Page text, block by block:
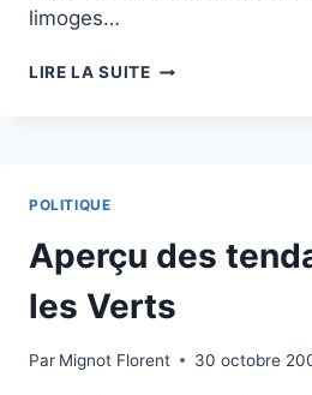
limoges…
LIRE LA SUITEPOINT
POLITIQUE
Aperçu des
les Verts
Par Mignot Florent 30 octobre